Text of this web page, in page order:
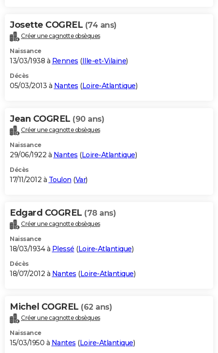
Josette COGREL (74 ans)
Créer une cagnotte obsèques
Naissance
13/03/1938 à Rennes (Ille-et-Vilaine)
Décès
05/03/2013 à Nantes (Loire-Atlantique)
Jean COGREL (90 ans)
Créer une cagnotte obsèques
Naissance
29/06/1922 à Nantes (Loire-Atlantique)
Décès
17/11/2012 à Toulon (Var)
Edgard COGREL (78 ans)
Créer une cagnotte obsèques
Naissance
18/03/1934 à Plessé (Loire-Atlantique)
Décès
18/07/2012 à Nantes (Loire-Atlantique)
Michel COGREL (62 ans)
Créer une cagnotte obsèques
Naissance
15/03/1950 à Nantes (Loire-Atlantique)